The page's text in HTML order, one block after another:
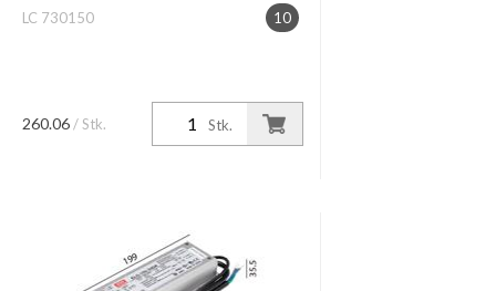
10
LC 730150
Stk.
260.06 / Stk.